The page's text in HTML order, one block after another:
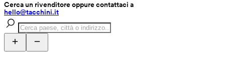
Cerca un rivenditore oppure contattaci a
hello@tacchini.it